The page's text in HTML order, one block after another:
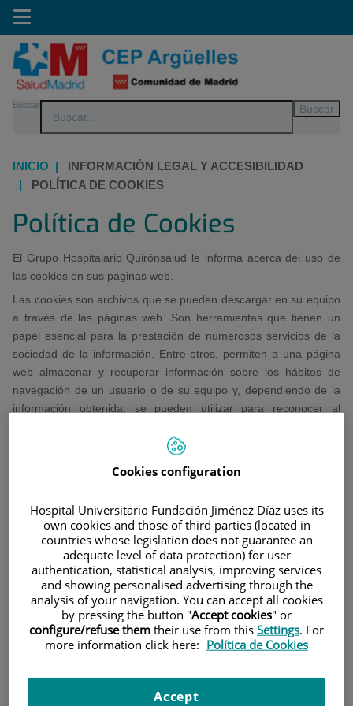
SaltarBuscar
Toggle
navigation
INICIO | INFORMACIÓN LEGAL Y ACCESIBILIDAD
| POLÍTICA DE COOKIES
Política de Cookies
El Grupo Hospitalario Quirónsalud le informa acerca del uso de
las cookies en sus páginas web.
Las cookies son archivos que se pueden descargar en su equipo
a través de las páginas web. Son herramientas que tienen un
papel esencial para la prestación de numerosos servicios de la
sociedad de la información. Entre otros, permiten a una página
web almacenar y recuperar información sobre los hábitos de
navegación de un usuario o de su equipo y, dependiendo de la
información obtenida, se pueden utilizar para reconocer al
Según quien sea la entidad que gestione el dominio desde donde
pueden distinguir:
Cookies propias:Son aquéllas que se envían al equipo terminal
del usuario desde un equipo o dominio gestionado por el propio
editor y desde el que se presta el servicio solicitado por el usuario.
Cookies de terceros:Son aquéllas que se envían al equipo
terminal del usuario desde un equipo o dominio que no es
gestionado por el editor, sino por otra entidad que trata los datos
obtenidos través de las cookies.
equipo terminal podemos distinguir:
Son un tipo de cookies diseñadas para
Cookies configuration
Hospital Universitario Fundación Jiménez Díaz uses its
own cookies and those of third parties (located in
countries whose legislation does not guarantee an
adequate level of data protection) for user
authentication, statistical analysis, improving services
and showing personalised advertising through the
analysis of your navigation. You can accept all cookies
by pressing the button "Accept cookies" or
configure/refuse them their use from this Settings. For
more information click here: Política de Cookies
Accept